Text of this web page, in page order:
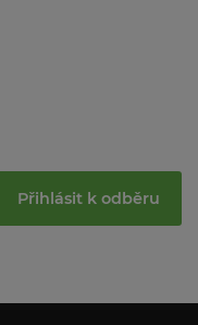
Přihlásit k odběru